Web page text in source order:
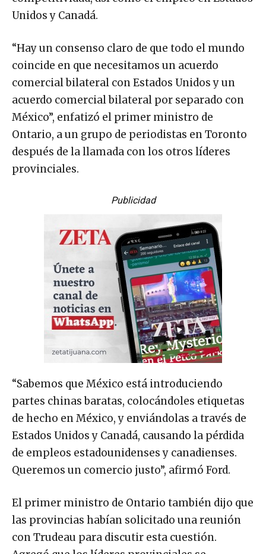
Unidos y Canadá.
“Hay un consenso claro de que todo el mundo
coincide en que necesitamos un acuerdo
comercial bilateral con Estados Unidos y un
acuerdo comercial bilateral por separado con
México”, enfatizó el primer ministro de
Ontario, a un grupo de periodistas en Toronto
después de la llamada con los otros líderes
provinciales.
Publicidad
“Sabemos que México está introduciendo
partes chinas baratas, colocándoles etiquetas
de hecho en México, y enviándolas a través de
Estados Unidos y Canadá, causando la pérdida
de empleos estadounidenses y canadienses.
Queremos un comercio justo”, afirmó Ford.
El primer ministro de Ontario también dijo que
las provincias habían solicitado una reunión
con Trudeau para discutir esta cuestión.